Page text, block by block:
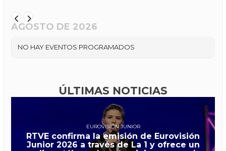
AGOSTO DE 2026
NO HAY EVENTOS PROGRAMADOS
ÚLTIMAS NOTICIAS
EUROVISIÓN JUNIOR
RTVE confirma la emisión de Eurovisión
Junior 2026 a través de La 1 y ofrece un